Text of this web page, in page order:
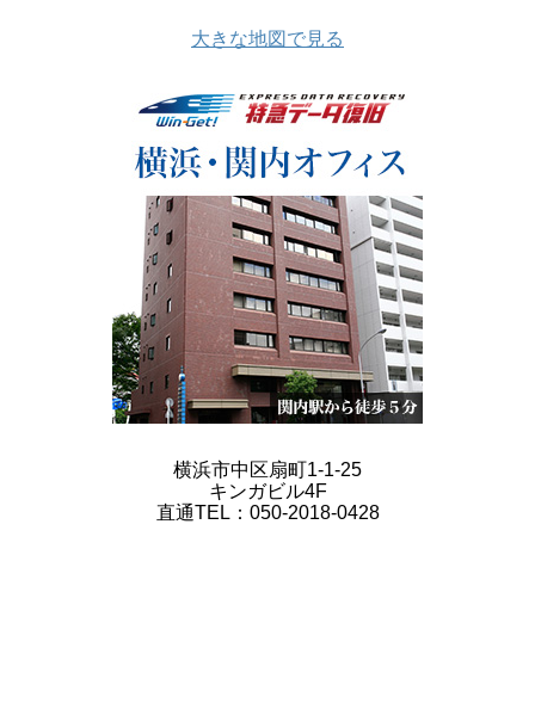
大きな地図で見る
横浜市中区扇町1-1-25
キンガビル4F
直通TEL：050-2018-0428